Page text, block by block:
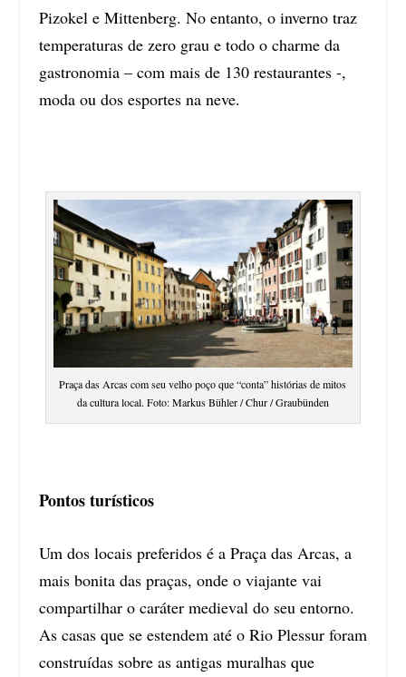
Pizokel e Mittenberg. No entanto, o inverno traz
temperaturas de zero grau e todo o charme da
gastronomia – com mais de 130 restaurantes -,
moda ou dos esportes na neve.
Praça das Arcas com seu velho poço que “conta” histórias de mitos
da cultura local. Foto: Markus Bühler / Chur / Graubünden
Pontos turísticos
Um dos locais preferidos é a Praça das Arcas, a
mais bonita das praças, onde o viajante vai
compartilhar o caráter medieval do seu entorno.
As casas que se estendem até o Rio Plessur foram
construídas sobre as antigas muralhas que